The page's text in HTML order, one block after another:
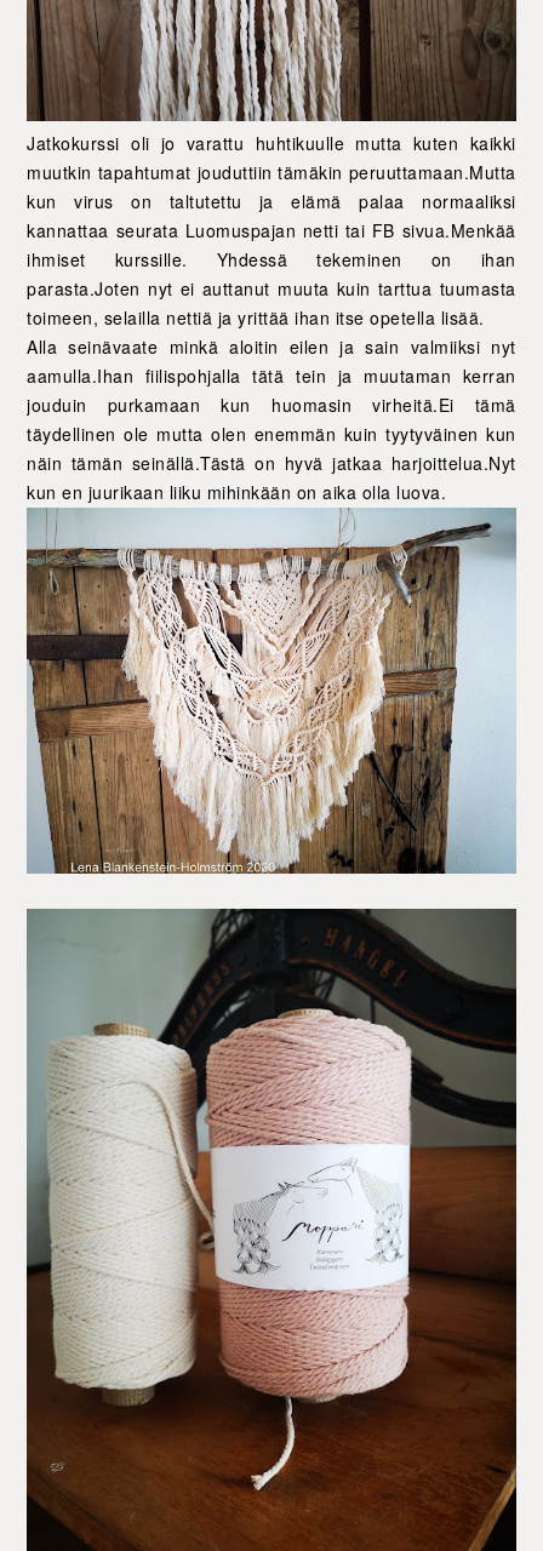
Jatkokurssi oli jo varattu huhtikuulle mutta kuten kaikki
muutkin tapahtumat jouduttiin tämäkin peruuttamaan.Mutta
kun virus on taltutettu ja elämä palaa normaaliksi
kannattaa seurata Luomuspajan netti tai FB sivua.Menkää
ihmiset kurssille. Yhdessä tekeminen on ihan
parasta.Joten nyt ei auttanut muuta kuin tarttua tuumasta
toimeen, selailla nettiä ja yrittää ihan itse opetella lisää.
Alla seinävaate minkä aloitin eilen ja sain valmiiksi nyt
aamulla.Ihan fiilispohjalla tätä tein ja muutaman kerran
jouduin purkamaan kun huomasin virheitä.Ei tämä
täydellinen ole mutta olen enemmän kuin tyytyväinen kun
näin tämän seinällä.Tästä on hyvä jatkaa harjoittelua.Nyt
kun en juurikaan liiku mihinkään on aika olla luova.